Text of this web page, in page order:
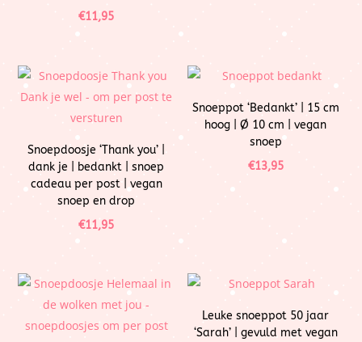
€11,95
Snoepdoosje ‘Thank you’ |
dank je | bedankt | snoep
cadeau per post | vegan
snoep en drop
€11,95
Snoeppot ‘Bedankt’ | 15 cm
hoog | Ø 10 cm | vegan
snoep
€13,95
Leuke snoeppot 50 jaar
‘Sarah’ | gevuld met vegan